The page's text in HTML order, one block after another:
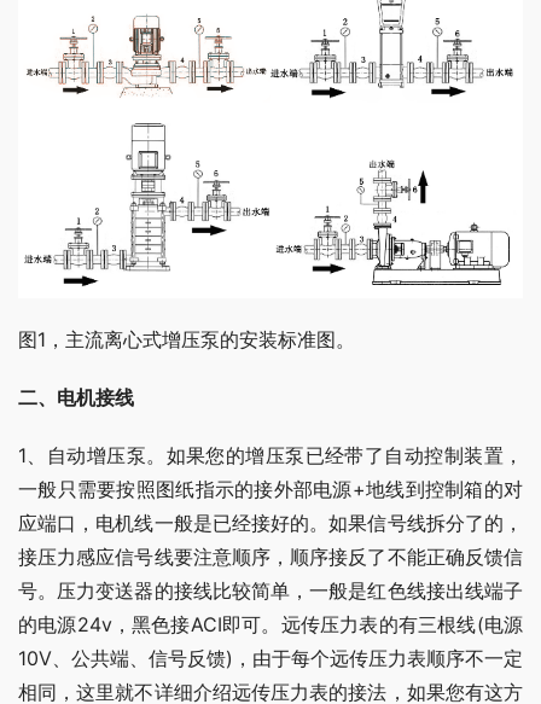
图1，主流离心式增压泵的安装标准图。
二、电机接线
1、自动增压泵。如果您的增压泵已经带了自动控制装置，
一般只需要按照图纸指示的接外部电源+地线到控制箱的对
应端口，电机线一般是已经接好的。如果信号线拆分了的，
接压力感应信号线要注意顺序，顺序接反了不能正确反馈信
号。压力变送器的接线比较简单，一般是红色线接出线端子
的电源24v，黑色接ACI即可。远传压力表的有三根线(电源
10V、公共端、信号反馈)，由于每个远传压力表顺序不一定
相同，这里就不详细介绍远传压力表的接法，如果您有这方